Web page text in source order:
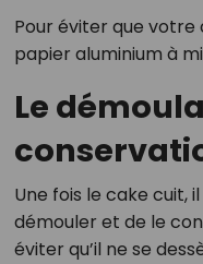
Pour éviter que votre
papier aluminium à
Le
Une fois le cake cuit,
démouler et de le
éviter qu’il ne se